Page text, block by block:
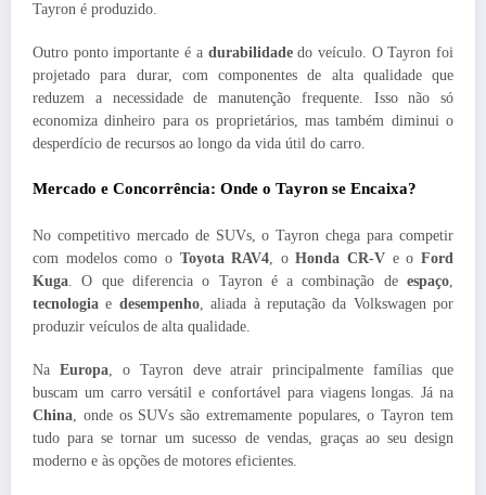
Tayron é produzido.
Outro ponto importante é a durabilidadedo veículo. O Tayron foi
projetado para durar, com componentes de alta qualidade que
reduzem a necessidade de manutenção frequente. Isso não só
economiza dinheiro para os proprietários, mas também diminui o
desperdício de recursos ao longo da vida útil do carro.
Mercado e Concorrência: Onde o Tayron se Encaixa?
No competitivo mercado de SUVs, o Tayron chega para competir
com modelos como o Toyota RAV4, oHonda CR-V e oFord
Kuga. O que diferencia o Tayron é a combinação de espaço,
tecnologia e desempenho, aliada à reputação da Volkswagen por
produzir veículos de alta qualidade.
Na Europa, o Tayron deve atrair principalmente famílias que
buscam um carro versátil e confortável para viagens longas. Já na
China, onde os SUVs são extremamente populares, o Tayron tem
tudo para se tornar um sucesso de vendas, graças ao seu design
moderno e às opções de motores eficientes.